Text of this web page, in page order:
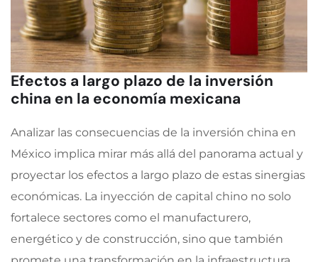
Efectos a largo plazo de la inversión
china en la economía mexicana
Analizar las consecuencias de la inversión china en
México implica mirar más allá del panorama actual y
proyectar los efectos a largo plazo de estas sinergias
económicas. La inyección de capital chino no solo
fortalece sectores como el manufacturero,
energético y de construcción, sino que también